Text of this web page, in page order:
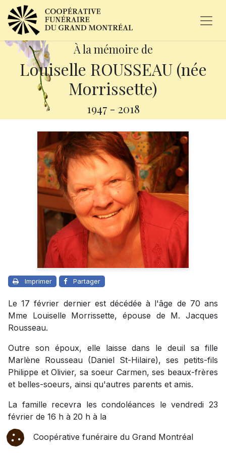
À la mémoire de
Louiselle ROUSSEAU (née
Morrissette)
1947 - 2018
Imprimer Partager
Le 17 février dernier est décédée à l'âge de 70 ans
Mme Louiselle Morrissette, épouse de M. Jacques
Rousseau.
Outre son époux, elle laisse dans le deuil sa fille
Marlène Rousseau (Daniel St-Hilaire), ses petits-fils
Philippe et Olivier, sa soeur Carmen, ses beaux-frères
et belles-soeurs, ainsi qu'autres parents et amis.
La famille recevra les condoléances le vendredi 23
février de 16 h à 20 h à la
Coopérative funéraire du Grand Montréal